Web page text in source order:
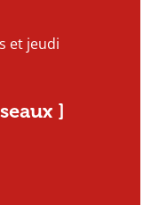
et jeudi
]